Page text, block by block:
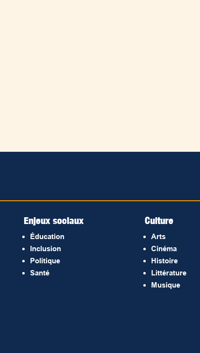
Enjeux sociaux
Éducation
Inclusion
Politique
Santé
Culture
Arts
Cinéma
Histoire
Littérature
Musique